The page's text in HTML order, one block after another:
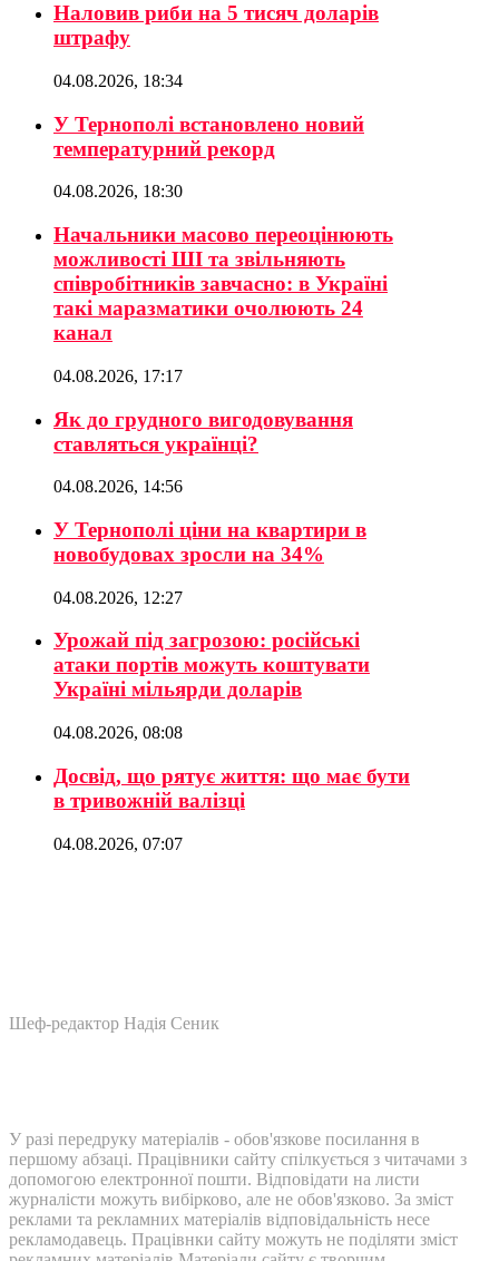
Наловив риби на 5 тисяч доларів
штрафу
04.08.2026, 18:34
У Тернополі встановлено новий
температурний рекорд
04.08.2026, 18:30
Начальники масово переоцінюють
можливості ШІ та звільняють
співробітників завчасно: в Україні
такі маразматики очолюють 24
канал
04.08.2026, 17:17
Як до грудного вигодовування
ставляться українці?
04.08.2026, 14:56
У Тернополі ціни на квартири в
новобудовах зросли на 34%
04.08.2026, 12:27
Урожай під загрозою: російські
атаки портів можуть коштувати
Україні мільярди доларів
04.08.2026, 08:08
Досвід, що рятує життя: що має бути
в тривожній валізці
04.08.2026, 07:07
Шеф-редактор Надія Сеник
У разі передруку матеріалів - обов'язкове посилання в
першому абзаці. Працівники сайту спілкується з читачами з
допомогою електронної пошти. Відповідати на листи
журналісти можуть вибірково, але не обов'язково. За зміст
реклами та рекламних матеріалів відповідальність несе
рекламодавець. Працівнки сайту можуть не поділяти зміст